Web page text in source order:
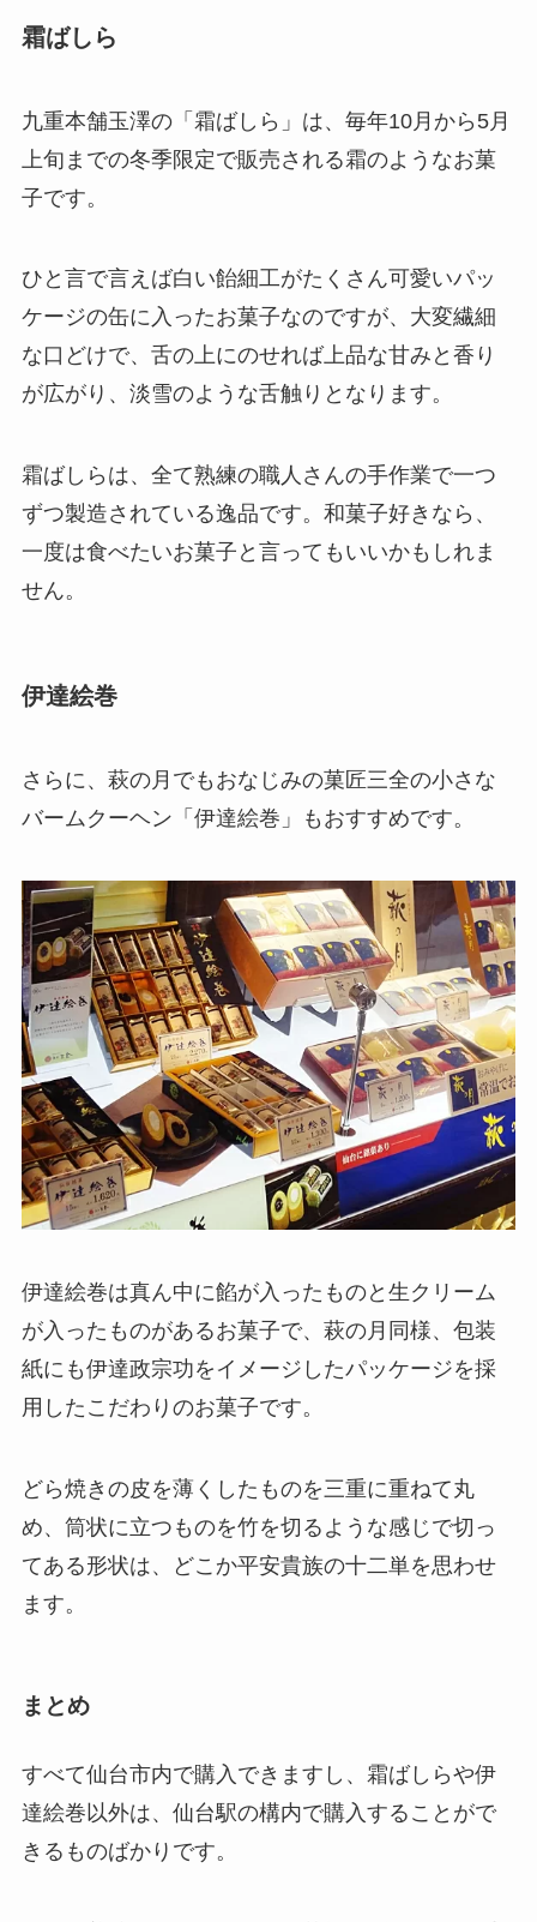
霜ばしら
九重本舗玉澤の「霜ばしら」は、毎年10月から5月
上旬までの冬季限定で販売される霜のようなお菓
子です。
ひと言で言えば白い飴細工がたくさん可愛いパッ
ケージの缶に入ったお菓子なのですが、大変繊細
な口どけで、舌の上にのせれば上品な甘みと香り
が広がり、淡雪のような舌触りとなります。
霜ばしらは、全て熟練の職人さんの手作業で一つ
ずつ製造されている逸品です。和菓子好きなら、
一度は食べたいお菓子と言ってもいいかもしれま
せん。
伊達絵巻
さらに、萩の月でもおなじみの菓匠三全の小さな
バームクーヘン「伊達絵巻」もおすすめです。
伊達絵巻は真ん中に餡が入ったものと生クリーム
が入ったものがあるお菓子で、萩の月同様、包装
紙にも伊達政宗功をイメージしたパッケージを採
用したこだわりのお菓子です。
どら焼きの皮を薄くしたものを三重に重ねて丸
め、筒状に立つものを竹を切るような感じで切っ
てある形状は、どこか平安貴族の十二単を思わせ
ます。
まとめ
すべて仙台市内で購入できますし、霜ばしらや伊
達絵巻以外は、仙台駅の構内で購入することがで
きるものばかりです。